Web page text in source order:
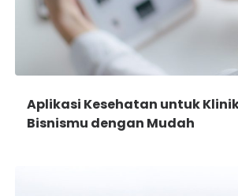
Aplikasi Kesehatan untuk
Bisnismu dengan Mudah